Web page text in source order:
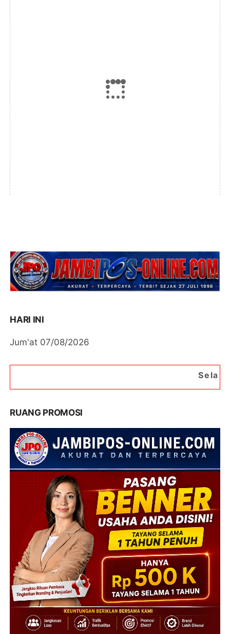
HARI INI
Jum'at 07/08/2026
Selamat Datang di
RUANG PROMOSI